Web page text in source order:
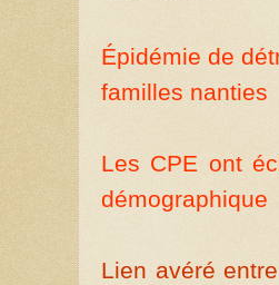
Épidémie de
familles nanties
Les CPE ont
démographique
Lien avéré